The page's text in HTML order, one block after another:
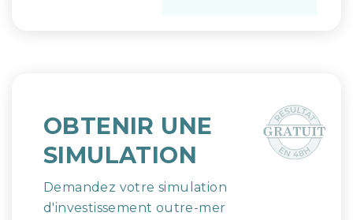
OBTENIR UNE
SIMULATION
Demandez votre simulation
d'investissement outre-mer